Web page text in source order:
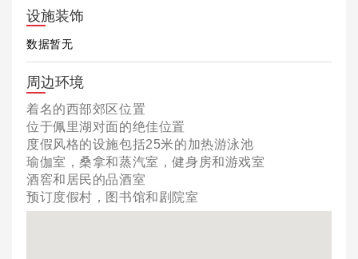
设施装饰
数据暂无
周边环境
着名的西部郊区位置
位于佩里湖对面的绝佳位置
度假风格的设施包括25米的加热游泳池
瑜伽室，桑拿和蒸汽室，健身房和游戏室
酒窖和居民的品酒室
预订度假村，图书馆和剧院室